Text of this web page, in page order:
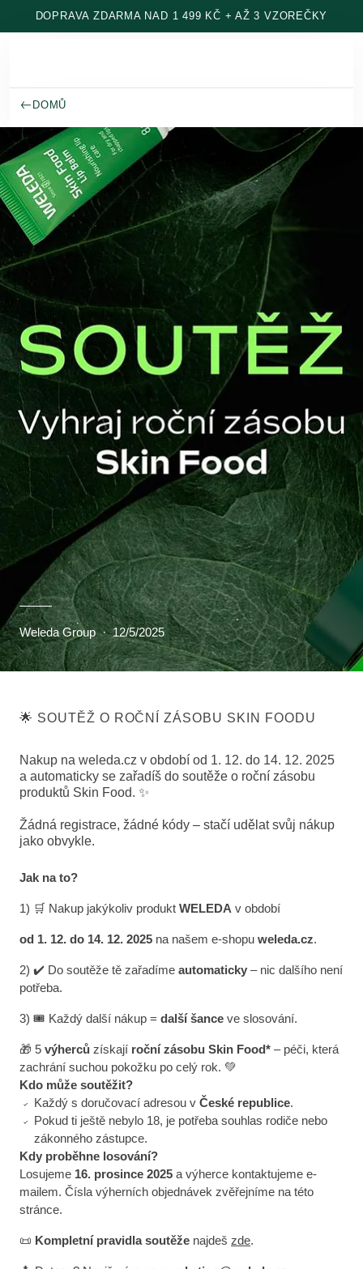
Přeskočit na hlavní obsah
DOPRAVA ZDARMA NAD 1 499 KČ + AŽ 3 VZOREČKY
DOMŮ
Weleda Group · 12/5/2025
🌟 SOUTĚŽ O ROČNÍ ZÁSOBU SKIN FOODU
Nakup na weleda.cz v období od 1. 12. do 14. 12. 2025
a automaticky se zařadíš do soutěže o roční zásobu
produktů Skin Food. ✨
Žádná registrace, žádné kódy – stačí udělat svůj nákup
jako obvykle.
Jak na to?
1) 🛒 Nakup jakýkoliv produkt WELEDA v období
od 1. 12. do 14. 12. 2025 na našem e-shopu weleda.cz.
2) ✔️ Do soutěže tě zařadíme automaticky – nic dalšího není
potřeba.
3) 🎟️ Každý další nákup = další šance ve slosování.
🎁 5 výherců získají roční zásobu Skin Food* – péči, která
zachrání suchou pokožku po celý rok. 💚
Kdo může soutěžit?
Každý s doručovací adresou v České republice.
Pokud ti ještě nebylo 18, je potřeba souhlas rodiče nebo
zákonného zástupce.
Kdy proběhne losování?
Losujeme 16. prosince 2025 a výherce kontaktujeme e-
mailem. Čísla výherních objednávek zvěřejníme na této
stránce.
📜 Kompletní pravidla soutěže najdeš zde.